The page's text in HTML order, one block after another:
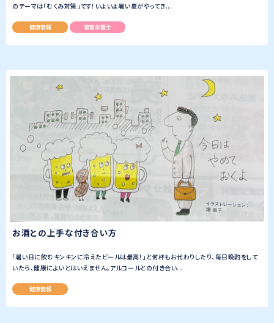
のテーマは「むくみ対策」です！いよいよ暑い夏がやってき...
健康情報 管理栄養士
お酒との上手な付き合い方
「暑い日に飲むキンキンに冷えたビールは最高！」と何杯もお代わりしたり、毎日晩酌をして
いたら、健康によいとはいえません。アルコールとの付き合い...
健康情報